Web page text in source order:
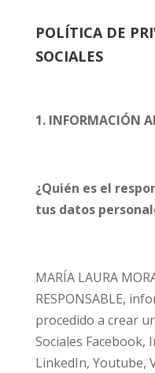
POLÍTICA DE
SOCIALES
1. INFORMACIÓN
¿Quién es el
tus datos
MARÍA LAURA
RESPONSABLE,
procedido a crear
Sociales
LinkedIn, Youtube,